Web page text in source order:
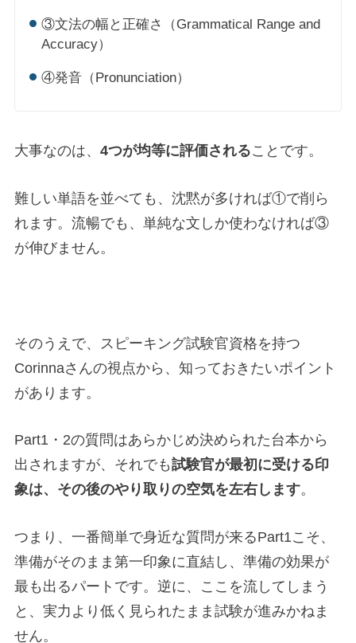
③文法の幅と正確さ（Grammatical Range and
Accuracy）
④発音（Pronunciation）
大事なのは、 4つが均等に評価されることです。
難しい単語を並べても、沈黙が多ければ①で削ら
れます。流暢でも、単純な文しか使わなければ③
が伸びません。
そのうえで、スピーキング試験官資格を持つ
Corinnaさんの視点から、知っておきたいポイント
があります。
Part1・2の質問はあらかじめ決められた台本から
出されますが、それでも試験官が最初に受ける印
象は、その後のやり取りの空気を左右します。
つまり、一番簡単で身近な質問が来るPart1こそ、
準備がそのまま第一印象に直結し、準備の効果が
最も出るパートです。逆に、ここを流してしまう
と、実力より低く見られたまま試験が進みかねま
せん。